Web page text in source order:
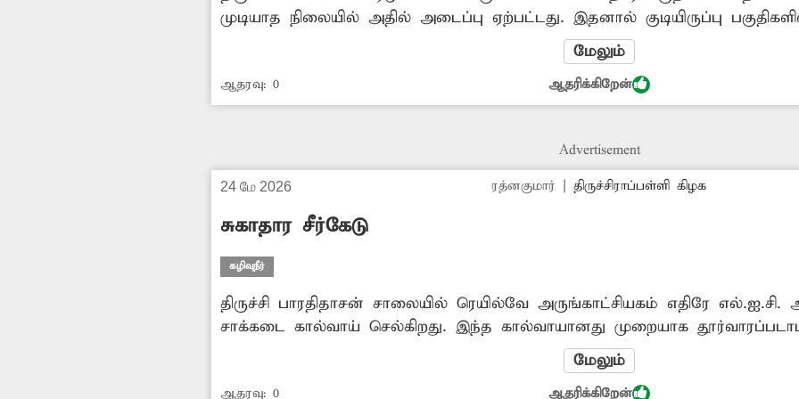
முடியாத நிலையில் அதில் அடைப்பு ஏற்பட்டது. இதனால் குடியிருப்பு
தேங்கியது. இதனால் தற்காலிகமாக பாசன வாய்க்கால் வழியாக கழிவுநீர்
செய்யப்பட்டிருந்தது. தற்போது அதிலும் அடைப்பு ஏற்பட்டு, விண்நகர்
சாக்கடை கழிவுநீர் சூழ்ந்துள்ளது. இதனால் துர்நாற்றம் வீசுவதுடன்,
உள்ளது. எனவே இதுகுறித்து சம்பந்தப்பட்ட அதகாரிகள்...
மேலும்
ஆதரவு: 0 ஆதரிக்கிறேன்
Advertisement
24 மே 2026 ரத்னகுமார் |திருச்சிராப்பள்ளி கிழக
சுகாதார சீர்கேடு
கழிவுநீர்
திருச்சி பாரதிதாசன் சாலையில் ரெயில்வே அருங்காட்சியகம் எதிரே
சாக்கடை கால்வாய் செல்கிறது. இந்த கால்வாயானது முறையாக
கட்டப்படாமலும் உள்ளது. இதனால் அப்பகுதியில் சுகாதார சீர்கேடு
நிலைதடுமாறி கால்வாய்க்குள் விழும் அபாயமும் உள்ளது. எனவே இந்த
மேலும்
ஆதரவு: 0 ஆதரிக்கிறேன்